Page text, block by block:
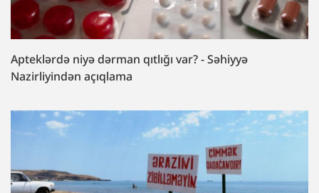
Apteklərdə niyə dərman qıtlığı var? - Səhiyyə
Nazirliyindən açıqlama